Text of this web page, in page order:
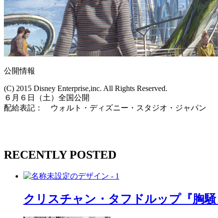
公開情報
(C) 2015 Disney Enterprise,inc. All Rights Reserved.
６月６日（土）全国公開
配給表記： ウォルト・ディズニー・スタジオ・ジャパン
RECENTLY POSTED
クリスチャン・タフドルップ『胸